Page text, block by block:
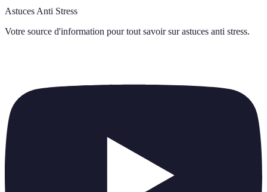
Astuces Anti Stress
Votre source d'information pour tout savoir sur astuces anti stress.